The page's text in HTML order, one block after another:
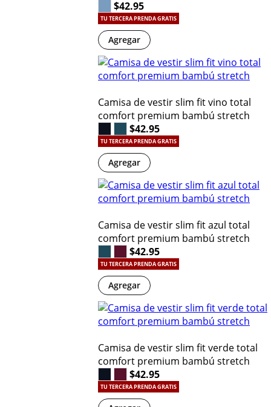
$42.95
TU TERCERA PRENDA GRATIS
Agregar
Camisa de vestir slim fit vino total
comfort premium bambú stretch
$42.95
TU TERCERA PRENDA GRATIS
Agregar
Camisa de vestir slim fit azul total
comfort premium bambú stretch
$42.95
TU TERCERA PRENDA GRATIS
Agregar
Camisa de vestir slim fit verde total
comfort premium bambú stretch
$42.95
TU TERCERA PRENDA GRATIS